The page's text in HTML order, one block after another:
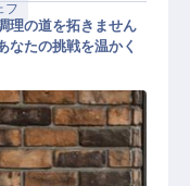
フ
理の道を拓きません
なたの挑戦を温かく